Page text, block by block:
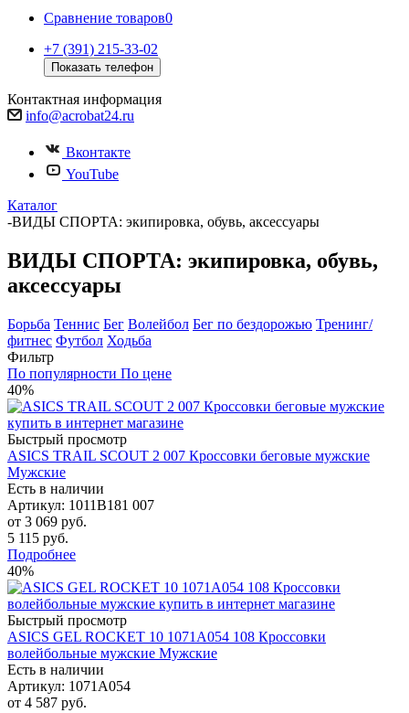
Сравнение товаров0
+7 (391) 215-33-02
Показать телефон
Контактная информация
info@acrobat24.ru
Вконтакте
YouTube
Каталог
-ВИДЫ СПОРТА: экипировка, обувь, аксессуары
ВИДЫ СПОРТА: экипировка, обувь,
аксессуары
Борьба Теннис Бег Волейбол Бег по бездорожью Тренинг/
фитнес Футбол Ходьба
Фильтр
По популярности По цене
40%
Быстрый просмотр
ASICS TRAIL SCOUT 2 007 Кроссовки беговые мужские
Мужские
Есть в наличии
Артикул: 1011B181 007
от 3 069 руб.
5 115 руб.
Подробнее
40%
Быстрый просмотр
ASICS GEL ROCKET 10 1071A054 108 Кроссовки
волейбольные мужские Мужские
Есть в наличии
Артикул: 1071A054
от 4 587 руб.